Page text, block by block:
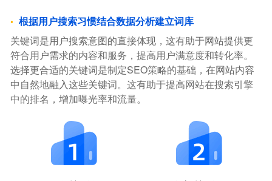
根据用户搜索习惯结合数据分析建立词库
关键词是用户搜索意图的直接体现，这有助于网站提供更
符合用户需求的内容和服务，提高用户满意度和转化率。
选择更合适的关键词是制定SEO策略的基础，在网站内容
中自然地融入这些关键词。这有助于提高网站在搜索引擎
中的排名，增加曝光率和流量。